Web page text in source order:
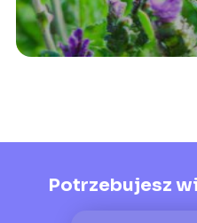
Potrzebujesz